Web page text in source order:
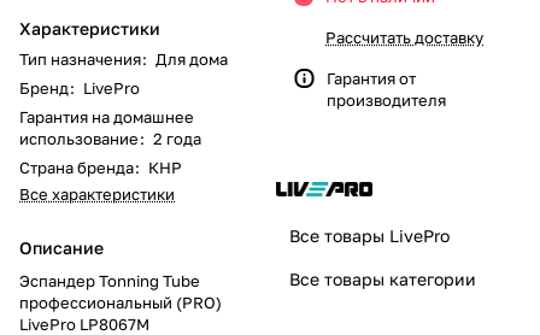
Характеристики
Тип назначения: Для дома
Бренд: LivePro
Гарантия на домашнее
использование: 2 года
Страна бренда: КНР
Все характеристики
Описание
Эспандер Tonning Tube
профессиональный (PRO)
LivePro LP8067M
Рассчитать доставку
Гарантия от
производителя
Все товары LivePro
Все товары категории